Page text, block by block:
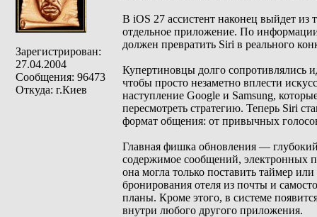
Зарегистрирован:
27.04.2004
Сообщения: 96473
Откуда: г.Киев
В iOS 27 ассистент наконец выйдет
отдельное приложение. По
должен превратить Siri в реального
Купертиновцы долго сопротивлялись
чтобы просто незаметно вплести
наступление Google и Samsung,
пересмотреть стратегию. Теперь Siri
формат общения: от привычных
Главная фишка обновления —
содержимое сообщений, электронных
она могла только поставить таймер
бронирования отеля из почты и
планы. Кроме этого, в системе
внутри любого другого приложения.